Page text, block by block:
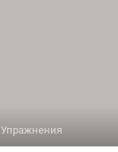
Упражнения